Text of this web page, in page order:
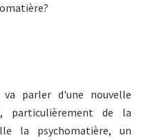
parler d'une nouvelle
particulièrement de la
la psychomatière, un